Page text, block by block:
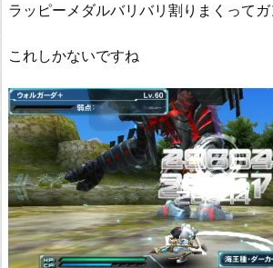
ラッピーメダルバリバリ割りまくって
これしかないですね